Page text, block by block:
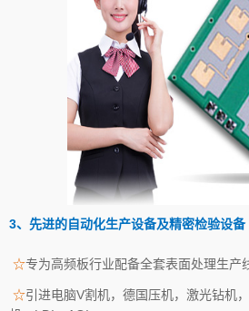
3、先进的自动化生产设备及精密检验设备
☆专为高频板行业配备全套表面处理生产
☆引进电脑V割机，德国压机，激光钻机